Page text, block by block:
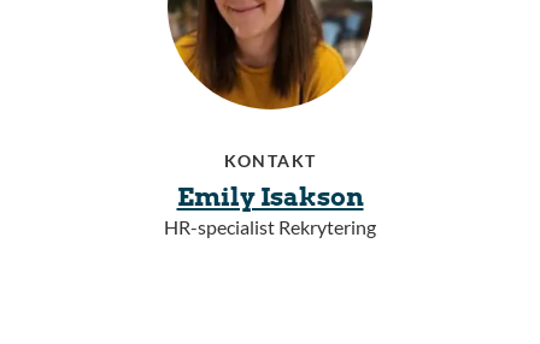
KONTAKT
Emily Isakson
HR-specialist Rekrytering